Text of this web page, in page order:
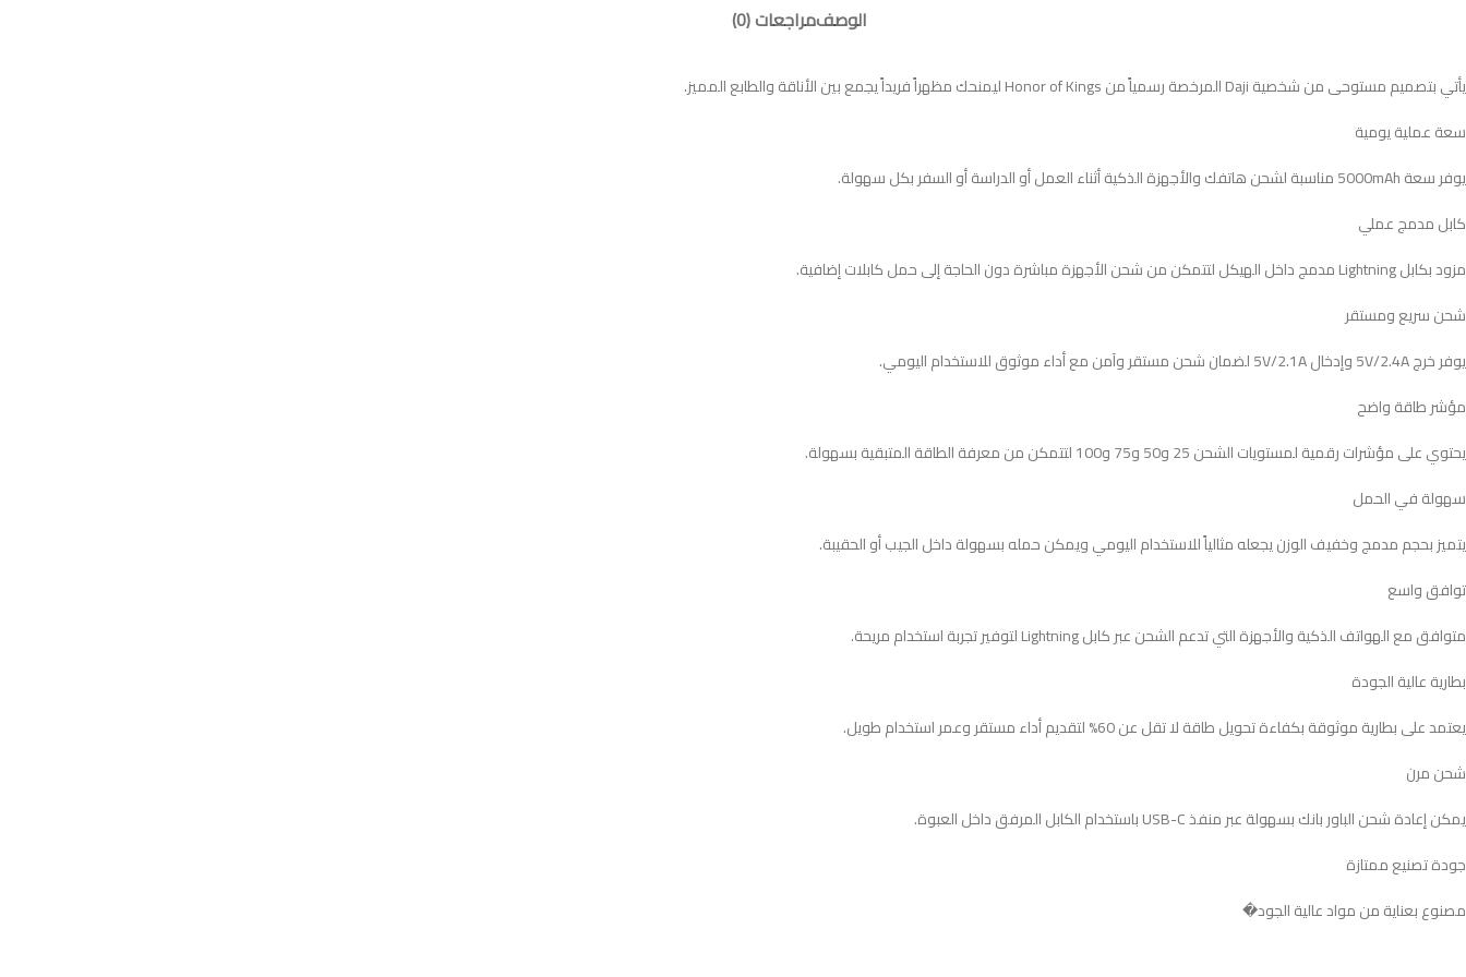
الوصفمراجعات (0)
يأتي بتصميم مستوحى من شخصية Daji المرخصة رسمياً من Honor of Kings ليمنحك مظهراً فريداً يجمع بين الأناقة والطابع المميز.
سعة عملية يومية
يوفر سعة 5000mAh مناسبة لشحن هاتفك والأجهزة الذكية أثناء العمل أو الدراسة أو السفر بكل سهولة.
كابل مدمج عملي
مزود بكابل Lightning مدمج داخل الهيكل لتتمكن من شحن الأجهزة مباشرة دون الحاجة إلى حمل كابلات إضافية.
شحن سريع ومستقر
يوفر خرج 5V/2.4A وإدخال 5V/2.1A لضمان شحن مستقر وآمن مع أداء موثوق للاستخدام اليومي.
مؤشر طاقة واضح
يحتوي على مؤشرات رقمية لمستويات الشحن 25 و50 و75 و100 لتتمكن من معرفة الطاقة المتبقية بسهولة.
سهولة في الحمل
يتميز بحجم مدمج وخفيف الوزن يجعله مثالياً للاستخدام اليومي ويمكن حمله بسهولة داخل الجيب أو الحقيبة.
توافق واسع
متوافق مع الهواتف الذكية والأجهزة التي تدعم الشحن عبر كابل Lightning لتوفير تجربة استخدام مريحة.
بطارية عالية الجودة
يعتمد على بطارية موثوقة بكفاءة تحويل طاقة لا تقل عن 60% لتقديم أداء مستقر وعمر استخدام طويل.
شحن مرن
يمكن إعادة شحن الباور بانك بسهولة عبر منفذ USB-C باستخدام الكابل المرفق داخل العبوة.
جودة تصنيع ممتازة
مصنوع بعناية من مواد عالية الجود�